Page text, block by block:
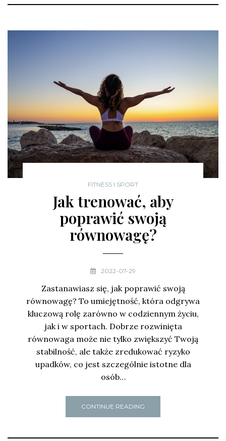
FITNESS I SPORT
Jak trenować, aby
poprawić swoją
równowagę?
2022-07-29
Zastanawiasz się, jak poprawić swoją
równowagę? To umiejętność, która odgrywa
kluczową rolę zarówno w codziennym życiu,
jak i w sportach. Dobrze rozwinięta
równowaga może nie tylko zwiększyć Twoją
stabilność, ale także zredukować ryzyko
upadków, co jest szczególnie istotne dla
osób…
CONTINUE READING